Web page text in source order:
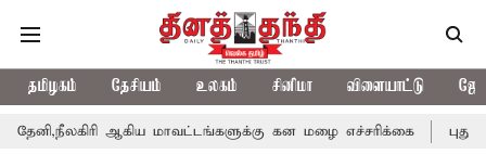
தமிழகம் தேசியம் உலகம் சினிமா விளையாட்டு
ஆகிய மாவட்டங்களுக்கு கன மழை எச்சரிக்கை புதுச்சேரி